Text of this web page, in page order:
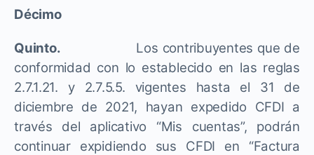
Décimo
Quinto. Los contribuyentes que de
conformidad con lo establecido en las reglas
2.7.1.21. y 2.7.5.5. vigentes hasta el 31 de
diciembre de 2021, hayan expedido CFDI a
través del aplicativo “Mis cuentas”, podrán
continuar expidiendo sus CFDI en “Factura